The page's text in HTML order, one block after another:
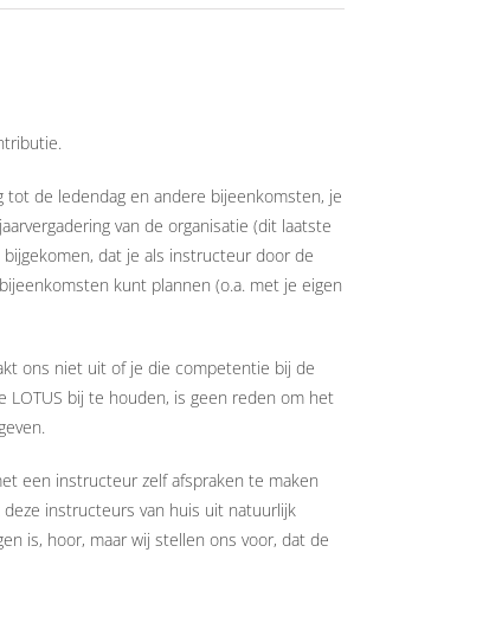
de ledendag en andere bijeenkomsten, je
van de organisatie (dit laatste
dat je als instructeur door de
kunt plannen (o.a. met je eigen
ons niet uit of je die competentie bij de
bij te houden, is geen reden om het
een instructeur zelf afspraken te maken
instructeurs van huis uit natuurlijk
is, hoor, maar wij stellen ons voor, dat de